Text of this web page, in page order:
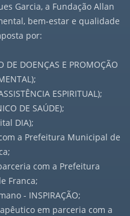
Garcia, a Fundação Allan
bem-estar e qualidade
por:
DE DOENÇAS E PROMOÇÃO
ESPIRITUAL);
DE SAÚDE);
DIA);
a Prefeitura Municipal de
com a Prefeitura
Franca;
- INSPIRAÇÃO;
em parceria com a